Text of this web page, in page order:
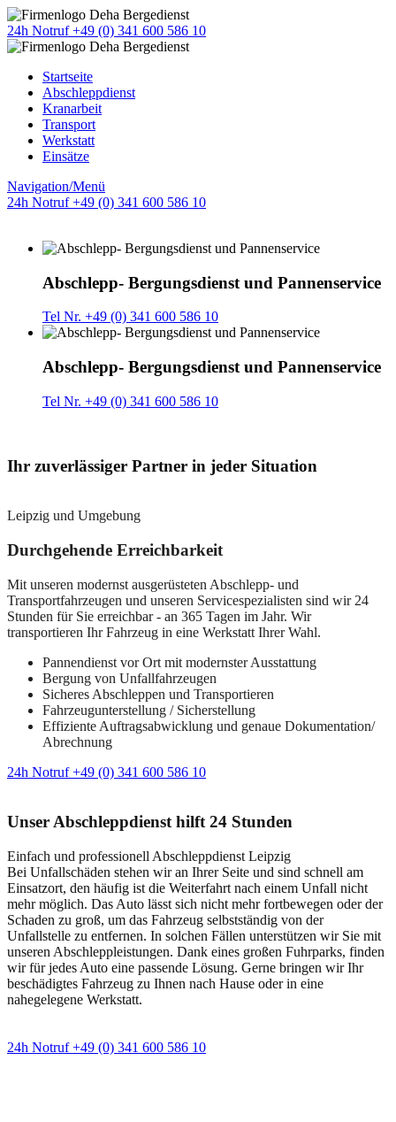
24h Notruf +49 (0) 341 600 586 10
Startseite
Abschleppdienst
Kranarbeit
Transport
Werkstatt
Einsätze
Navigation/Menü
24h Notruf +49 (0) 341 600 586 10
Abschlepp- Bergungsdienst und Pannenservice
Tel Nr. +49 (0) 341 600 586 10
Abschlepp- Bergungsdienst und Pannenservice
Tel Nr. +49 (0) 341 600 586 10
Ihr zuverlässiger Partner in jeder Situation
Leipzig und Umgebung
Durchgehende Erreichbarkeit
Mit unseren modernst ausgerüsteten Abschlepp- und
Transportfahrzeugen und unseren Servicespezialisten sind wir 24
Stunden für Sie erreichbar - an 365 Tagen im Jahr. Wir
transportieren Ihr Fahrzeug in eine Werkstatt Ihrer Wahl.
Pannendienst vor Ort mit modernster Ausstattung
Bergung von Unfallfahrzeugen
Sicheres Abschleppen und Transportieren
Fahrzeugunterstellung / Sicherstellung
Effiziente Auftragsabwicklung und genaue Dokumentation/
Abrechnung
24h Notruf +49 (0) 341 600 586 10
Unser Abschleppdienst hilft 24 Stunden
Einfach und professionell Abschleppdienst Leipzig
Bei Unfallschäden stehen wir an Ihrer Seite und sind schnell am
Einsatzort, den häufig ist die Weiterfahrt nach einem Unfall nicht
mehr möglich. Das Auto lässt sich nicht mehr fortbewegen oder der
Schaden zu groß, um das Fahrzeug selbstständig von der
Unfallstelle zu entfernen. In solchen Fällen unterstützen wir Sie mit
unseren Abschleppleistungen. Dank eines großen Fuhrparks, finden
wir für jedes Auto eine passende Lösung. Gerne bringen wir Ihr
beschädigtes Fahrzeug zu Ihnen nach Hause oder in eine
nahegelegene Werkstatt.
24h Notruf +49 (0) 341 600 586 10